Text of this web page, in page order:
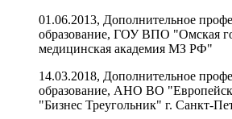
01.06.2013, Дополнительное
образование, ГОУ ВПО "Омская
медицинская академия МЗ РФ"
14.03.2018, Дополнительное
образование, АНО ВО
"Бизнес Треугольник" г. Санкт-